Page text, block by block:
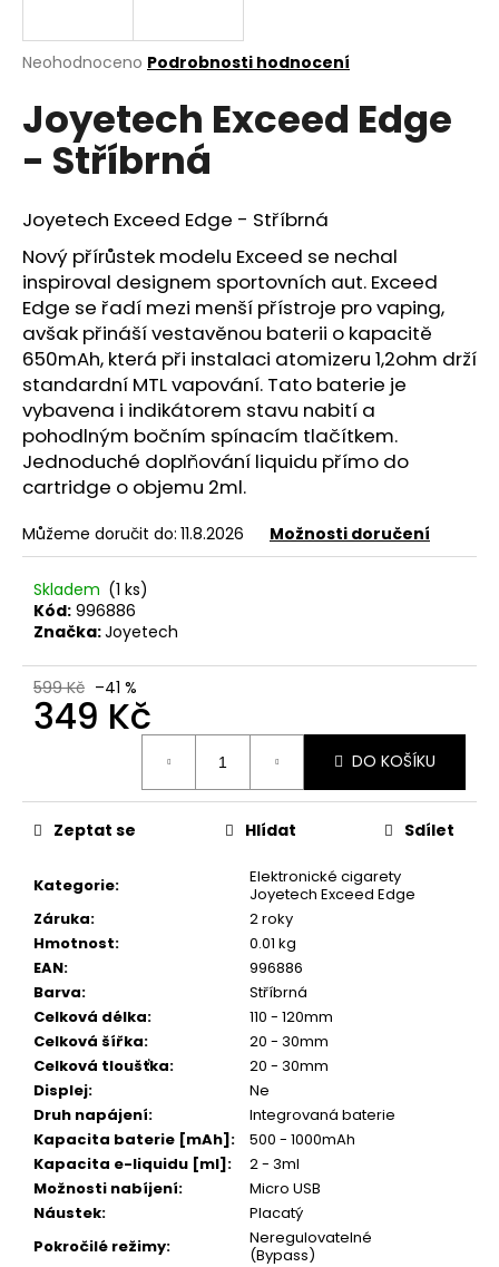
Průměrné
produktu
je
z
hvězdiček.
Neohodnoceno Podrobnosti hodnocení
Joyetech Exceed Edge
- Stříbrná
Joyetech Exceed Edge - Stříbrná
Nový přírůstek modelu Exceed se nechal
inspiroval designem sportovních aut. Exceed
Edge se řadí mezi menší přístroje provaping,
avšak přináší vestavěnou baterii o kapacitě
650mAh, která při instalaci atomizeru 1,2ohm drží
standardní MTLvapování. Tato baterie je
vybavena i indikátorem stavu nabití a
pohodlným bočním spínacím tlačítkem.
Jednoduché doplňování liquidu přímo do
cartridge o objemu 2ml.
Můžeme doručit do: 11.8.2026 Možnosti doručení
Skladem (1 ks)
Kód: 996886
Značka:Joyetech
599 Kč –41 %
349 Kč
DO KOŠÍKU
Kategorie:
Elektronické cigarety
Joyetech Exceed Edge
Záruka:
2 roky
Hmotnost:
0.01 kg
EAN:
996886
Barva:
Stříbrná
Celková délka:
110 - 120mm
Celková šířka:
20 - 30mm
Celková tloušťka:
20 - 30mm
Displej:
Ne
Druh napájení:
Integrovaná baterie
Kapacita baterie [mAh]:
500 - 1000mAh
Kapacita e-liquidu [ml]:
2 - 3ml
Možnosti nabíjení:
Micro USB
Náustek:
Placatý
Pokročilé režimy:
Neregulovatelné
(Bypass)
Zeptat se Hlídat Sdílet
j
t
?
HLEDAT
D
o
p
o
r
u
č
u
j
e
m
e
ELF
BAR
600
WATERMELON
(VODNÍ
MELOUN)
Kč